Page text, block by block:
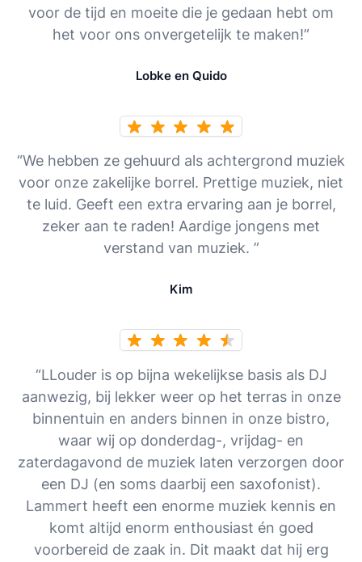
voor de tijd en moeite die je gedaan hebt om
het voor ons onvergetelijk te maken!”
Lobke en Quido
“We hebben ze gehuurd als achtergrond muziek
voor onze zakelijke borrel. Prettige muziek, niet
te luid. Geeft een extra ervaring aan je borrel,
zeker aan te raden! Aardige jongens met
verstand van muziek. ”
Kim
“LLouder is op bijna wekelijkse basis als DJ
aanwezig, bij lekker weer op het terras in onze
binnentuin en anders binnen in onze bistro,
waar wij op donderdag-, vrijdag- en
zaterdagavond de muziek laten verzorgen door
een DJ (en soms daarbij een saxofonist).
Lammert heeft een enorme muziek kennis en
komt altijd enorm enthousiast én goed
voorbereid de zaak in. Dit maakt dat hij erg